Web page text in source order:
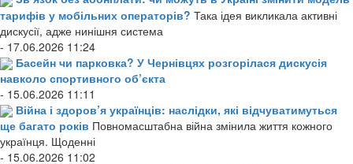
тарифів у мобільних операторів? Така ідея викликала активні
дискусії, адже нинішня система
- 17.06.2026 11:24
Басейн чи парковка? У Чернівцях розгорілася дискусія
навколо спортивного об’єкта
- 15.06.2026 11:11
Війна і здоров’я українців: наслідки, які відчуватимуться
ще багато років Повномасштабна війна змінила життя кожного
українця. Щоденні
- 15.06.2026 11:02